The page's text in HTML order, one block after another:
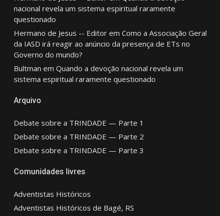
nacional revela um sistema espiritual raramente
questionado
Hermano de Jesus -- Editorem Como a Associação Geral
da IASD irá reagir ao anúncio da presença de ETs no
Governo do mundo?
Bultman em Quando a devoção nacional revela um
sistema espiritual raramente questionado
Arquivo
Debate sobre a TRINDADE — Parte 1
Debate sobre a TRINDADE — Parte 2
Debate sobre a TRINDADE — Parte 3
Comunidades livres
Adventistas Históricos
Adventistas Históricos de Bagé, RS